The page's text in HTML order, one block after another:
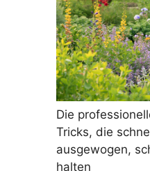
Die
Tricks, die
ausgewogen,
halten